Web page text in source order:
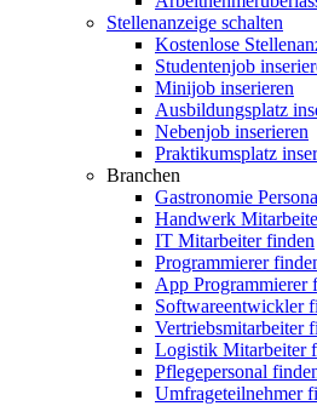
Stellenanzeige schalten
Kostenlose
Studentenjob
Minijob inserieren
Ausbildungsplatz
Nebenjob inserieren
Praktikumsplatz
Branchen
Gastronomie
Handwerk
IT Mitarbeiter finden
Programmierer
App Programmierer
Softwareentwickler
Vertriebsmitarbeiter
Logistik Mitarbeiter
Pflegepersonal
Umfrageteilnehmer